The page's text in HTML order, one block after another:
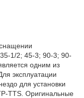
1/2; 45-3; 90-3; 90-
одним из
эксплуатации
для установки
TTS. Оригинальные